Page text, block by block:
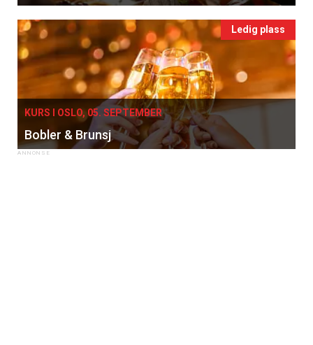
Ledig plass
KURS I OSLO, 05. SEPTEMBER
Bobler & Brunsj